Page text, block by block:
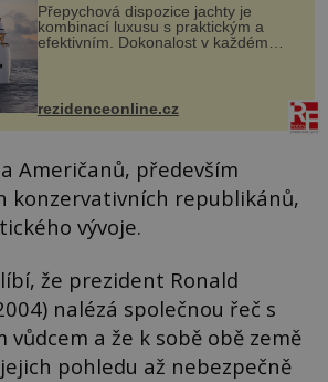
Přepychová dispozice jachty je
kombinací luxusu s praktickým a
efektivním. Dokonalost v každém
detailu představuje značka Fendi
Casa, kterou byly vybaveny její
paluby. Monacký přístav nabízí
každoročn...
rezidenceonline.cz
Američanů, především
konzervativních republikánů,
vývoje.
že prezident Ronald
nalézá společnou řeč s
vůdcem a že k sobě obě země
pohledu až nebezpečně